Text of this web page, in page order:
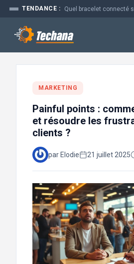
Aller
contenu
TENDANCE :
MARKETING
Painful points :
et résoudre les
clients ?
par Elodie 21 juillet 2025